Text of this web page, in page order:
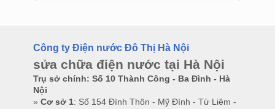
Công ty Điện nước Đô Thị Hà Nội
sửa chữa điện nước tại Hà Nội
Trụ sở chính: Số 10 Thành Công - Ba Đình - Hà
Nội
» Cơ sở 1: Số 154 Đình Thôn - Mỹ Đình - Từ Liêm -